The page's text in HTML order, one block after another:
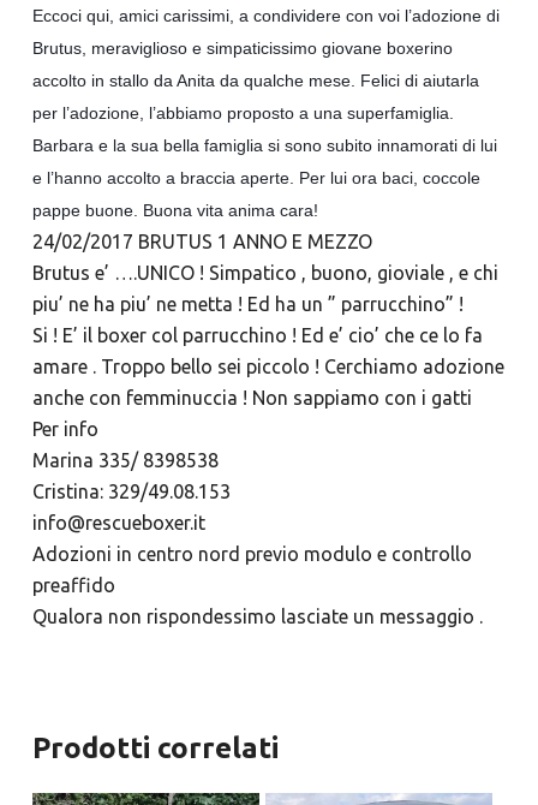
Eccoci qui, amici carissimi, a condividere con voi l’adozione di
Brutus, meraviglioso e simpaticissimo giovane boxerino
accolto in stallo da Anita da qualche mese. Felici di aiutarla
per l’adozione, l’abbiamo proposto a una superfamiglia.
Barbara e la sua bella famiglia si sono subito innamorati di lui
e l’hanno accolto a braccia aperte. Per lui ora baci, coccole
pappe buone. Buona vita anima cara!
24/02/2017 BRUTUS 1 ANNO E MEZZO
Brutus e’ ….UNICO ! Simpatico , buono, gioviale , e chi
piu’ ne ha piu’ ne metta ! Ed ha un ” parrucchino” !
Si ! E’ il boxer col parrucchino ! Ed e’ cio’ che ce lo fa
amare . Troppo bello sei piccolo ! Cerchiamo adozione
anche con femminuccia ! Non sappiamo con i gatti
Per info
Marina 335/ 8398538
Cristina: 329/49.08.153
info@rescueboxer.it
Adozioni in centro nord previo modulo e controllo
preaffido
Qualora non rispondessimo lasciate un messaggio .
Prodotti correlati